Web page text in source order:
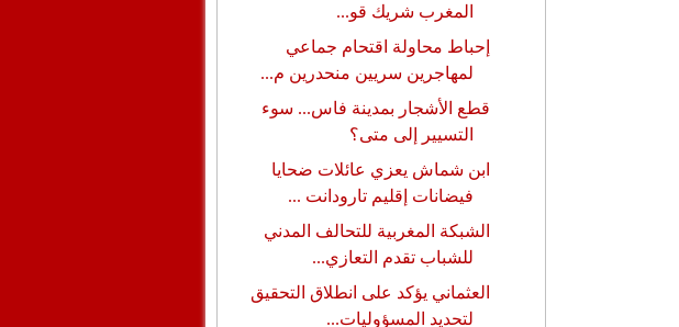
المغرب شريك قو...
إحباط محاولة اقتحام جماعي
لمهاجرين سريين منحدرين م...
قطع الأشجار بمدينة فاس... سوء
التسيير إلى متى؟
ابن شماش يعزي عائلات ضحايا
فيضانات إقليم تارودانت ...
الشبكة المغربية للتحالف المدني
للشباب تقدم التعازي...
العثماني يؤكد على انطلاق التحقيق
لتحديد المسؤوليات...